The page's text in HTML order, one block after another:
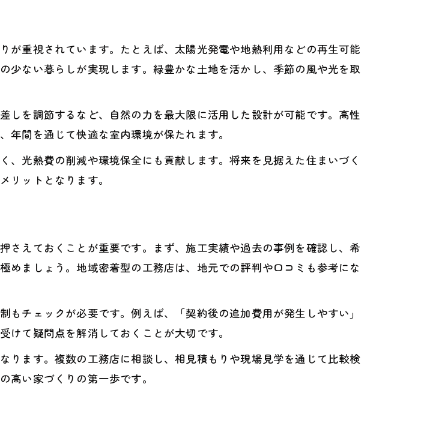
右するエコな住まい体験
で広がる省エネの選択肢
に近づく工務店の選定術
しとエネルギー住宅
甲賀市の持続可能な暮らし
する省エネ生活の魅力
甲賀市での快適な暮らし方
来志向の住まいづくり
を工務店で叶える秘訣
暮らしを支える工務店
める次世代エネルギー生活
くりに強い工務店選び
が重視されています。たとえば、太陽光発電や地熱利用などの再生可能
少ない暮らしが実現します。緑豊かな土地を活かし、季節の風や光を取
を調節するなど、自然の力を最大限に活用した設計が可能です。高性
間を通じて快適な室内環境が保たれます。
光熱費の削減や環境保全にも貢献します。将来を見据えた住まいづく
リットとなります。
えておくことが重要です。まず、施工実績や過去の事例を確認し、希
ましょう。地域密着型の工務店は、地元での評判や口コミも参考にな
チェックが必要です。例えば、「契約後の追加費用が発生しやすい」
けて疑問点を解消しておくことが大切です。
ります。複数の工務店に相談し、相見積もりや現場見学を通じて比較検
高い家づくりの第一歩です。